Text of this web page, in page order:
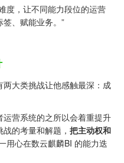
度，让不同能力段位的运营
、赋能业务。”
大类挑战让他感触最深：成
营系统的之所以会着重提升
的考量和解题， 把主动权和
用心在数云麒麟BI 的能力迭